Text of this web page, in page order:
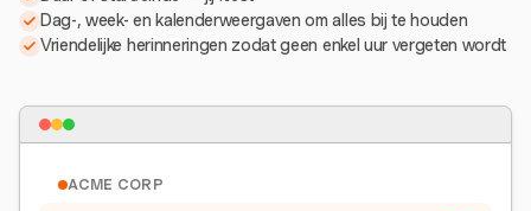
Dag-, week- en kalenderweergaven om alles bij te houden
Vriendelijke herinneringen zodat geen enkel uur vergeten wordt
ACME CORP